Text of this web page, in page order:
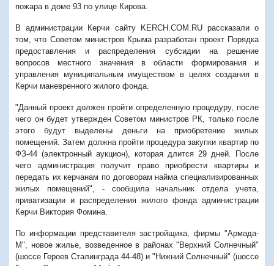
пожара в доме 93 по улице Кирова.
В администрации Керчи сайту KERCH.COM.RU рассказали о
том, что Советом министров Крыма разработан проект Порядка
предоставления и распределения субсидии на решение
вопросов местного значения в области формирования и
управления муниципальным имуществом в целях создания в
Керчи маневренного жилого фонда.
"Данный проект должен пройти определенную процедуру, после
чего он будет утвержден Советом министров РК, только после
этого будут выделены деньги на приобретение жилых
помещений. Затем должна пройти процедура закупки квартир по
ФЗ-44 (электронный аукцион), которая длится 29 дней. После
чего администрация получит право приобрести квартиры и
передать их керчанам по договорам найма специализированных
жилых помещений", - сообщила начальник отдела учета,
приватизации и распределения жилого фонда администрации
Керчи Виктория Фомина.
По информации представителя застройщика, фирмы "Армада-
М", новое жилье, возведенное в районах "Верхний Солнечный"
(шоссе Героев Сталинграда 44-48) и "Нижний Солнечный" (шоссе